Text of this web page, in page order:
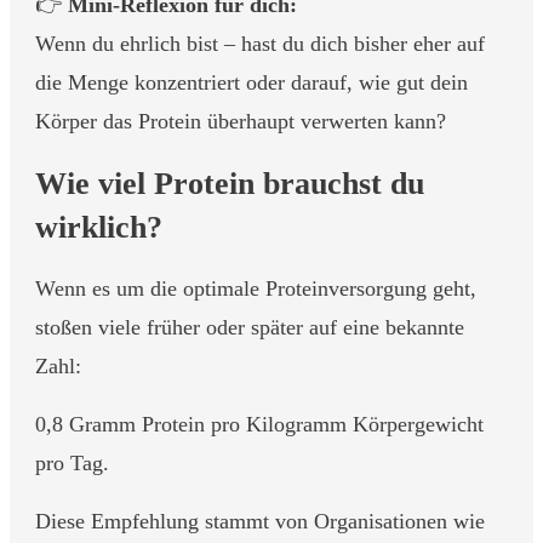
👉 Mini-Reflexion für dich:
Wenn du ehrlich bist – hast du dich bisher eher auf
die Menge konzentriert oder darauf, wie gut dein
Körper das Protein überhaupt verwerten kann?
Wie viel Protein brauchst du
wirklich?
Wenn es um die optimale Proteinversorgung geht,
stoßen viele früher oder später auf eine bekannte
Zahl:
0,8 Gramm Protein pro Kilogramm Körpergewicht
pro Tag.
Diese Empfehlung stammt von Organisationen wie